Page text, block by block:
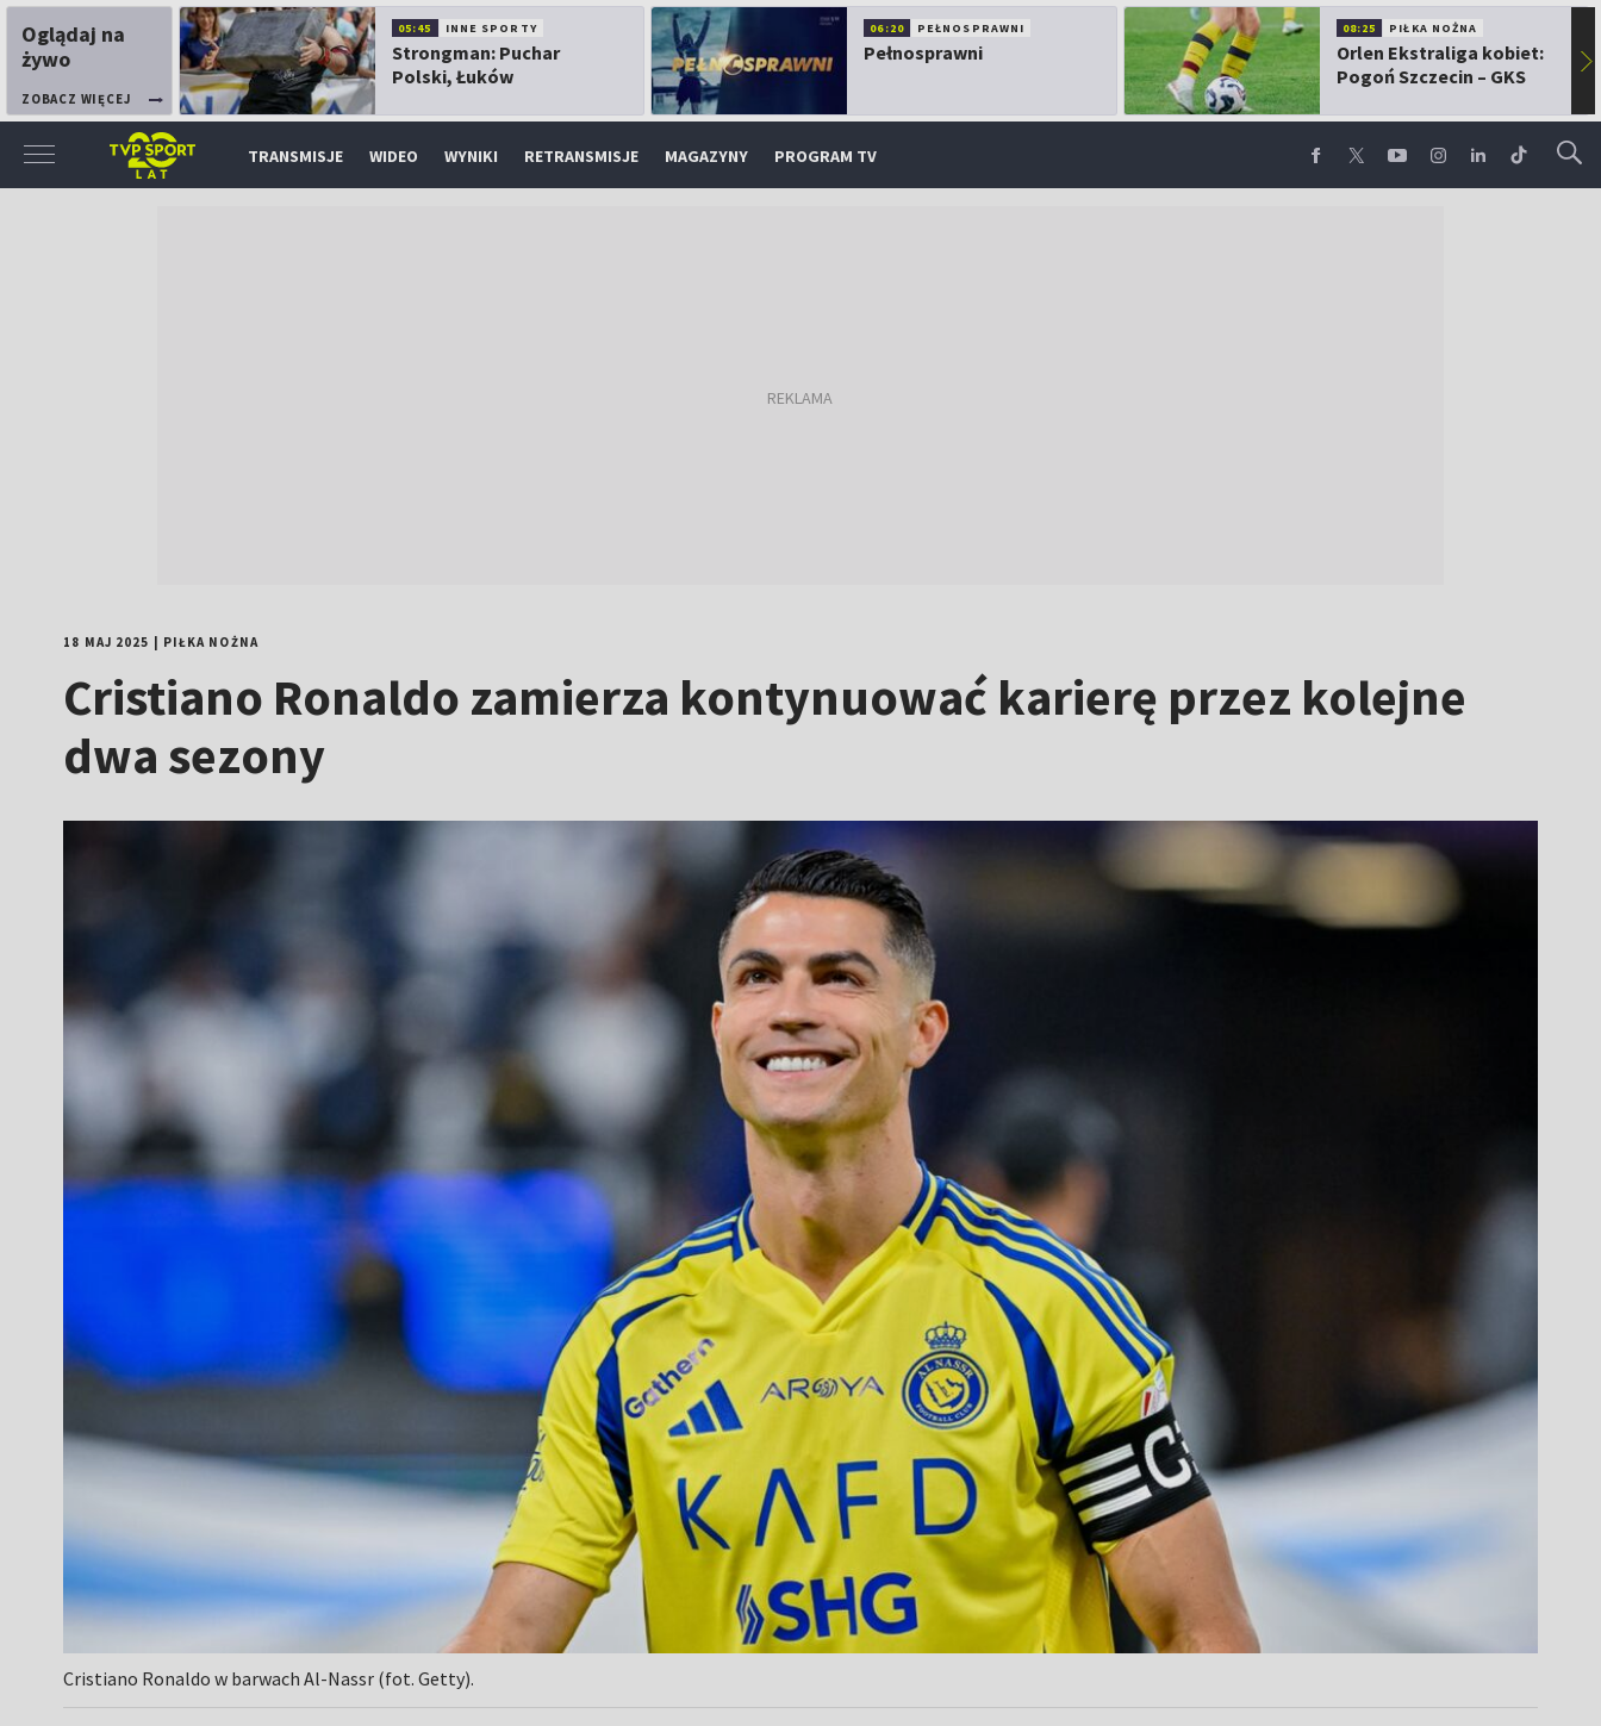
Oglądaj na
żywo
ZOBACZ WIĘCEJ
05:45 INNE SPORTY
Strongman: Puchar
Polski, Łuków
06:20 PEŁNOSPRAWNI
Pełnosprawni
08:25 PIŁKA NOŻNA
Orlen Ekstraliga kobiet:
Pogoń Szczecin – GKS
▶
TRANSMISJE WIDEO WYNIKI RETRANSMISJE MAGAZYNY PROGRAM TV
18 MAJ 2025 PIŁKA NOŻNA
Cristiano Ronaldo zamierza kontynuować karierę przez kolejne
dwa sezony
Cristiano Ronaldo w barwach Al-Nassr (fot. Getty).